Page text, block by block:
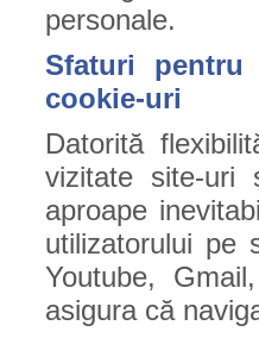
personale.
Sfaturi
cookie-uri
Datorită
vizitate site-uri
aproape
utilizatorului pe
Youtube,
asigura că